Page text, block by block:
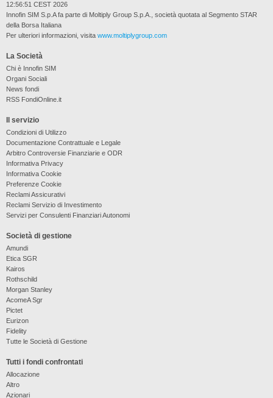
La Società
Chi è Innofin SIM
Organi Sociali
News fondi
RSS FondiOnline.it
Il servizio
Condizioni di Utilizzo
Documentazione Contrattuale e Legale
Arbitro Controversie Finanziarie e ODR
Informativa Privacy
Informativa Cookie
Preferenze Cookie
Reclami Assicurativi
Reclami Servizio di Investimento
Servizi per Consulenti Finanziari Autonomi
Società di gestione
Amundi
Etica SGR
Kairos
Rothschild
Morgan Stanley
AcomeA Sgr
Pictet
Eurizon
Fidelity
Tutte le Società di Gestione
Tutti i fondi confrontati
Allocazione
Altro
Azionari
12:56:51 CEST 2026
Innofin SIM S.p.A fa parte di Moltiply Group S.p.A., società quotata al Segmento STAR
della Borsa Italiana
Per ulteriori informazioni, visita www.moltiplygroup.com